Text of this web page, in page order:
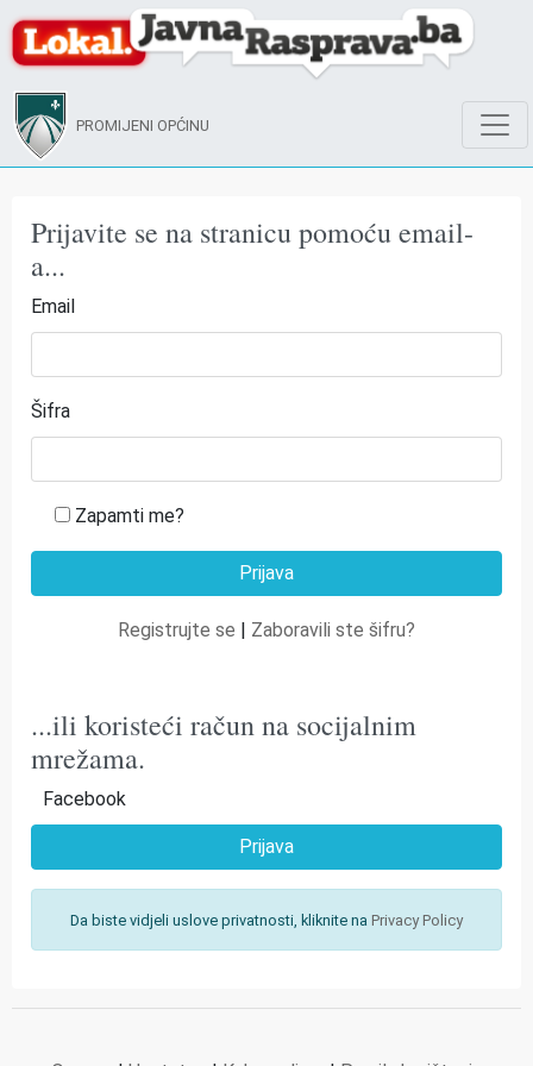
PROMIJENI OPĆINU
Prijavite se na stranicu pomoću email-
a...
Email
Šifra
Zapamti me?
Registrujte se | Zaboravili ste šifru?
...ili koristeći račun na socijalnim
mrežama.
Facebook
Prijava
Da biste vidjeli uslove privatnosti, kliknite na Privacy Policy